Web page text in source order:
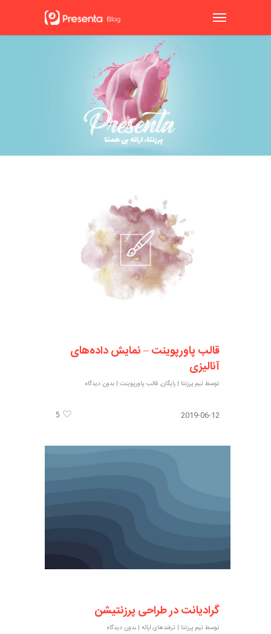
قالب پاورپوینت – نمایش داده‌های
آنالیزی
توسط تیم پرزنتا |رایگان,قالب پاورپوینت |بدون دیدگاه
2019-06-12
5
گرادیانت در طراحی پرزنتیشن
توسط تیم پرزنتا | ترفندهای ارائه |بدون دیدگاه